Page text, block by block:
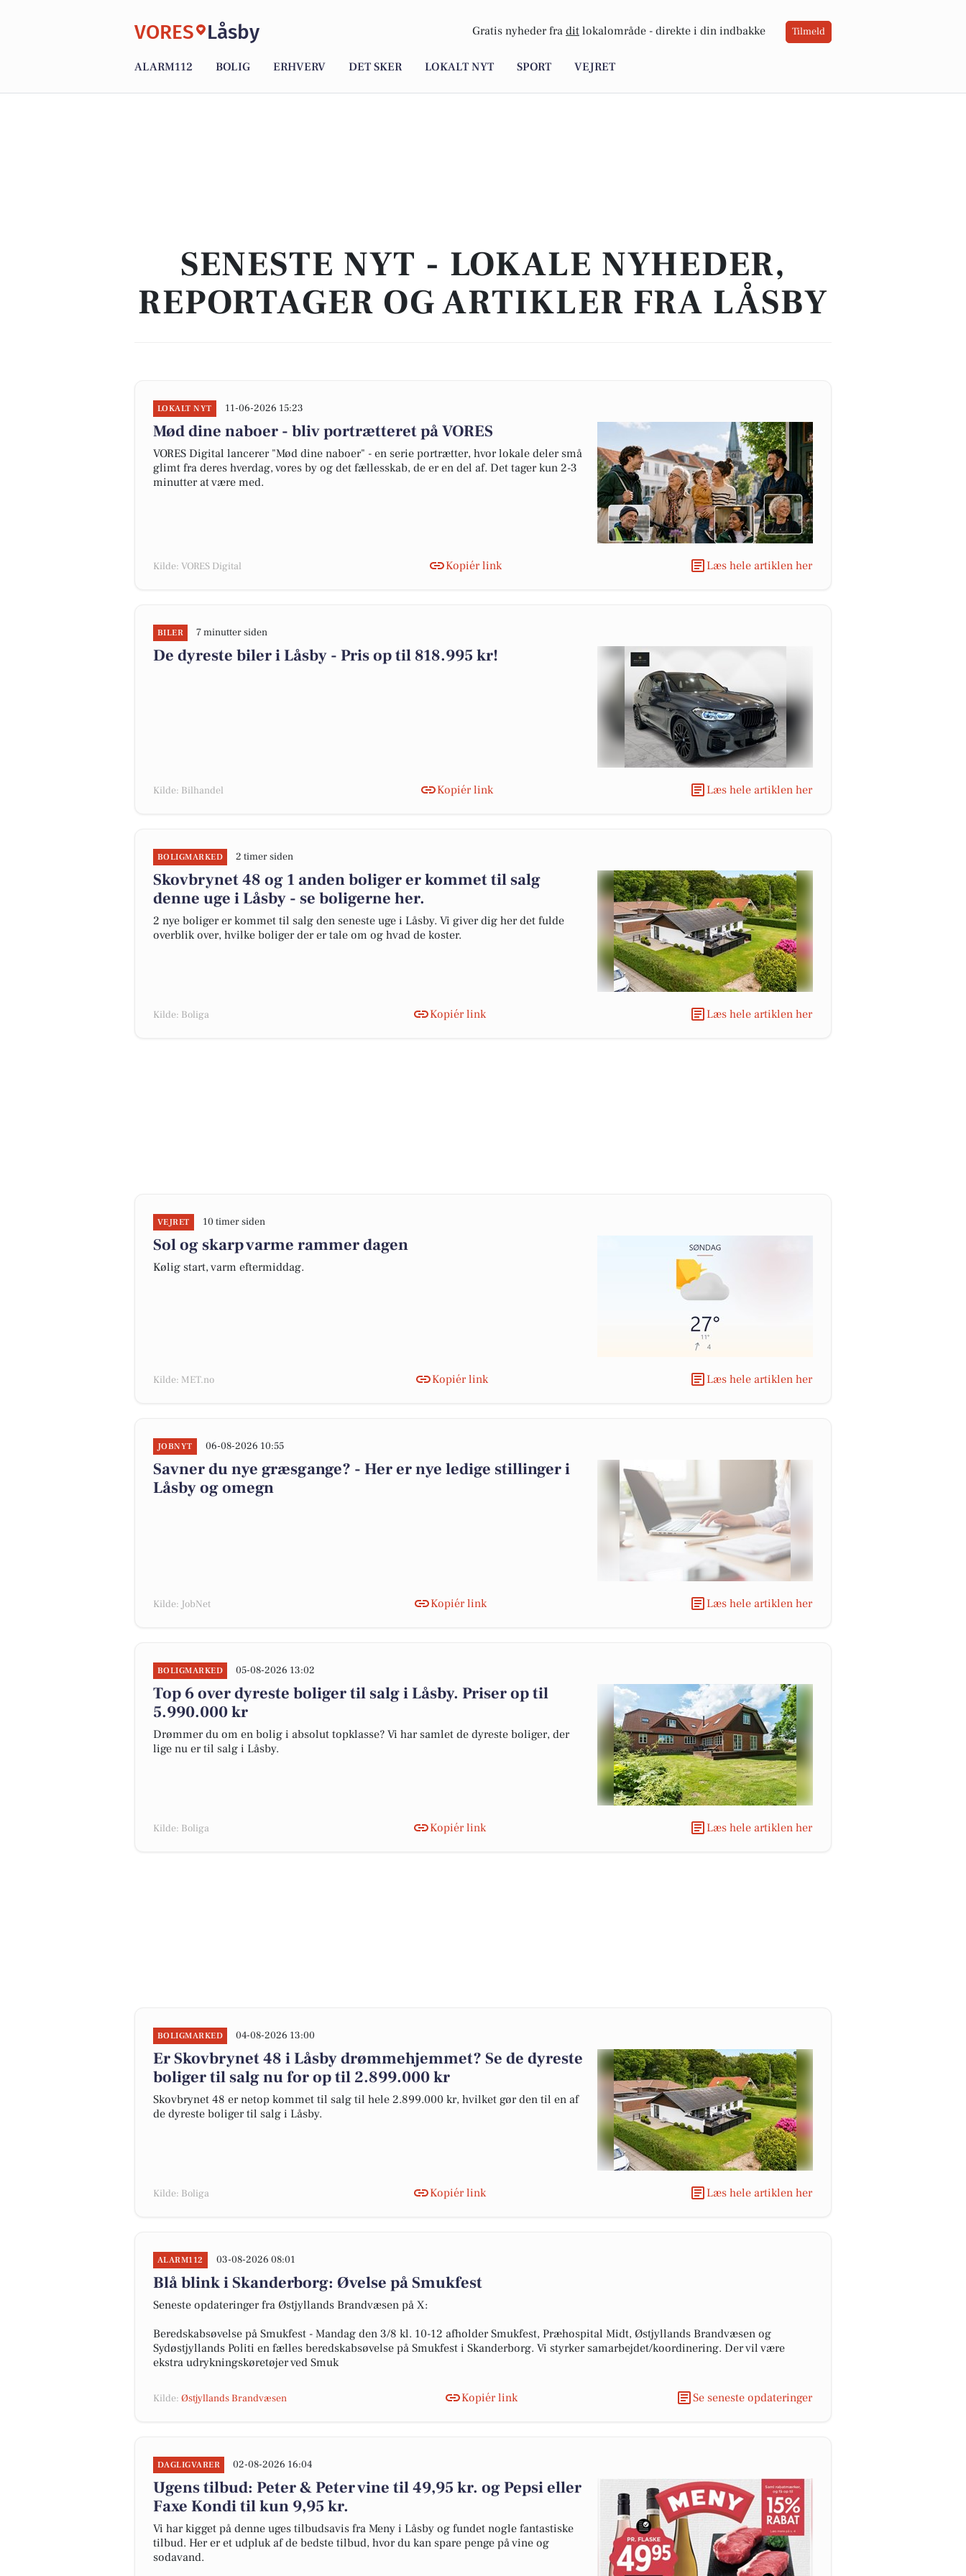
VORES Låsby Gratis nyheder fra dit lokalområde - direkte i din indbakke Tilmeld
ALARM112 BOLIG ERHVERV DET SKER LOKALT NYT SPORT VEJRET
SENESTE NYT - LOKALE NYHEDER,
REPORTAGER OG ARTIKLER FRA LÅSBY
LOKALT NYT 11-06-2026 15:23
Mød dine naboer - bliv portrætteret på VORES
VORES Digital lancerer "Mød dine naboer" - en serie portrætter, hvor lokale deler små
glimt fra deres hverdag, vores by og det fællesskab, de er en del af. Det tager kun 2-3
minutter at være med.
Kilde: VORES Digital Kopiér link Læs hele artiklen her
BILER 7 minutter siden
De dyreste biler i Låsby - Pris op til 818.995 kr!
Kilde: Bilhandel Kopiér link Læs hele artiklen her
BOLIGMARKED 2 timer siden
Skovbrynet 48 og 1 anden boliger er kommet til salg
denne uge i Låsby - se boligerne her.
2 nye boliger er kommet til salg den seneste uge i Låsby. Vi giver dig her det fulde
overblik over, hvilke boliger der er tale om og hvad de koster.
Kilde: Boliga Kopiér link Læs hele artiklen her
VEJRET 10 timer siden
Sol og skarp varme rammer dagen
Kølig start, varm eftermiddag.
Kilde: MET.no Kopiér link Læs hele artiklen her
JOBNYT 06-08-2026 10:55
Savner du nye græsgange? - Her er nye ledige stillinger i
Låsby og omegn
Kilde: JobNet Kopiér link Læs hele artiklen her
BOLIGMARKED 05-08-2026 13:02
Top 6 over dyreste boliger til salg i Låsby. Priser op til
5.990.000 kr
Drømmer du om en bolig i absolut topklasse? Vi har samlet de dyreste boliger, der
lige nu er til salg i Låsby.
Kilde: Boliga Kopiér link Læs hele artiklen her
BOLIGMARKED 04-08-2026 13:00
Er Skovbrynet 48 i Låsby drømmehjemmet? Se de dyreste
boliger til salg nu for op til 2.899.000 kr
Skovbrynet 48 er netop kommet til salg til hele 2.899.000 kr, hvilket gør den til en af
de dyreste boliger til salg i Låsby.
Kilde: Boliga Kopiér link Læs hele artiklen her
ALARM112 03-08-2026 08:01
Blå blink i Skanderborg: Øvelse på Smukfest
Seneste opdateringer fra Østjyllands Brandvæsen på X:
Beredskabsøvelse på Smukfest - Mandag den 3/8 kl. 10-12 afholder Smukfest, Præhospital Midt, Østjyllands Brandvæsen og
Sydøstjyllands Politi en fælles beredskabsøvelse på Smukfest i Skanderborg. Vi styrker samarbejdet/koordinering. Der vil være
ekstra udrykningskøretøjer ved Smuk
Kilde: Østjyllands Brandvæsen Kopiér link Se seneste opdateringer
DAGLIGVARER 02-08-2026 16:04
Ugens tilbud: Peter & Peter vine til 49,95 kr. og Pepsi eller
Faxe Kondi til kun 9,95 kr.
Vi har kigget på denne uges tilbudsavis fra Meny i Låsby og fundet nogle fantastiske
tilbud. Her er et udpluk af de bedste tilbud, hvor du kan spare penge på vine og
sodavand.